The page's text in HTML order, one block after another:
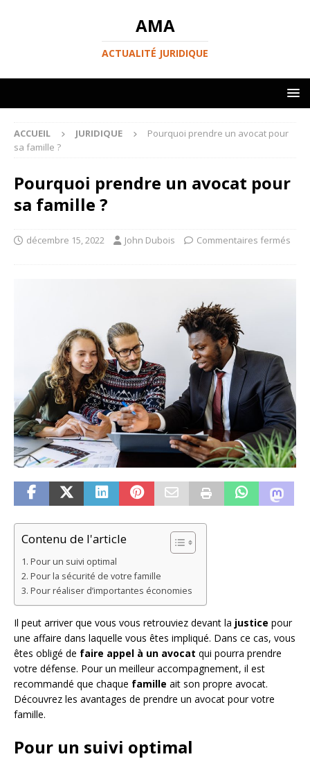
AMA
ACTUALITÉ JURIDIQUE
ACCUEIL JURIDIQUE
Pourquoi prendre un avocat pour
sa famille ?
Pourquoi prendre un avocat pour
sa famille ?
décembre 15, 2022 John Dubois Commentaires fermés
Contenu de l'article
Pour un suivi optimal
Pour la sécurité de votre famille
Pour réaliser d’importantes économies
Il peut arriver que vous vous retrouviez devant la justice pour
une affaire dans laquelle vous êtes impliqué. Dans ce cas, vous
êtes obligé de faire appel à un avocat qui pourra prendre
votre défense. Pour un meilleur accompagnement, il est
recommandé que chaque famille ait son propre avocat.
Découvrez les avantages de prendre un avocat pour votre
famille.
Pour un suivi optimal